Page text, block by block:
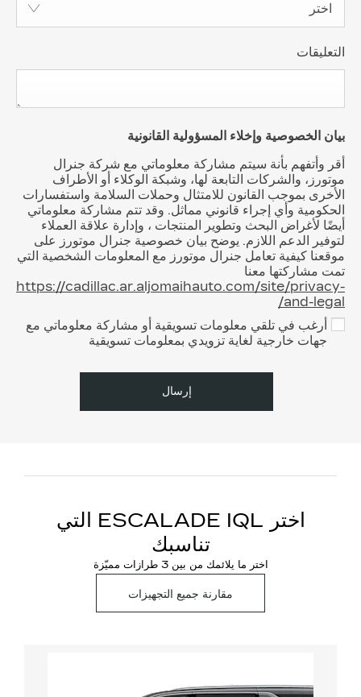
اختر
التعليقات
بيان الخصوصية وإخلاء المسؤولية القانونية
أقر وأتفهم بأنة سيتم مشاركة معلوماتي مع شركة جنرال
موتورز، والشركات التابعة لها، وشبكة الوكلاء أو الأطراف
الأخرى بموجب القانون للامتثال وحملات السلامة واستفسارات
الحكومية وأي إجراء قانوني مماثل. وقد تتم مشاركة معلوماتي
أيضًا لأغراض البحث وتطوير المنتجات ، وإدارة علاقة العملاء
لتوفير الدعم اللازم. يوضح بيان خصوصية جنرال موتورز على
موقعنا كيفية تعامل جنرال موتورز مع المعلومات الشخصية التي
تمت مشاركتها معنا
https://cadillac.ar.aljomaihauto.com/site/privacy-
and-legal/
أرغب في تلقي معلومات تسويقية أو مشاركة معلوماتي مع
جهات خارجية لغاية تزويدي بمعلومات تسويقية
إرسال
اختر ESCALADE IQL التي
تناسبك
اختر ما يلائمك من بين 3 طرازات مميّزة
مقارنة جميع التجهيزات